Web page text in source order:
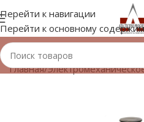
Перейти к навигации
Перейти к основному
Главная/